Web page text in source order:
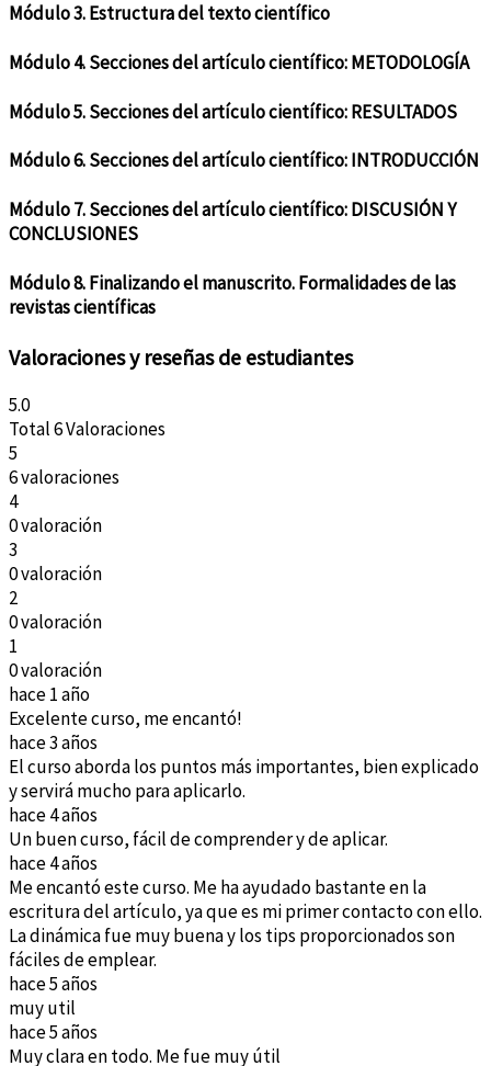
Módulo 3. Estructura del texto científico
Módulo 4. Secciones del artículo científico: METODOLOGÍA
Módulo 5. Secciones del artículo científico: RESULTADOS
Módulo 6. Secciones del artículo científico: INTRODUCCIÓN
Módulo 7. Secciones del artículo científico: DISCUSIÓN Y
CONCLUSIONES
Módulo 8. Finalizando el manuscrito. Formalidades de las
revistas científicas
Valoraciones y reseñas de estudiantes
5.0
Total 6 Valoraciones
5
6 valoraciones
4
0 valoración
3
0 valoración
2
0 valoración
1
0 valoración
hace 1 año
Excelente curso, me encantó!
hace 3 años
El curso aborda los puntos más importantes, bien explicado
y servirá mucho para aplicarlo.
hace 4 años
Un buen curso, fácil de comprender y de aplicar.
hace 4 años
Me encantó este curso. Me ha ayudado bastante en la
escritura del artículo, ya que es mi primer contacto con ello.
La dinámica fue muy buena y los tips proporcionados son
fáciles de emplear.
hace 5 años
muy util
hace 5 años
Muy clara en todo. Me fue muy útil